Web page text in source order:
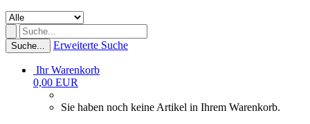
Suche... Erweiterte Suche
Ihr Warenkorb
0,00 EUR
Sie haben noch keine Artikel in Ihrem Warenkorb.